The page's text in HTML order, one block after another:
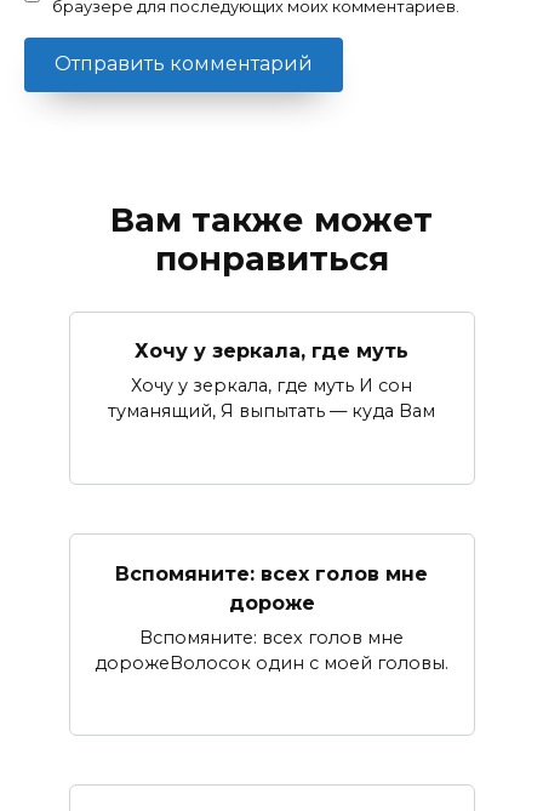
браузере для последующих моих комментариев.
Вам также может
понравиться
Хочу у зеркала, где муть
Хочу у зеркала, где муть И сон
туманящий, Я выпытать — куда Вам
Вспомяните: всех голов мне
дороже
Вспомяните: всех голов мне
дорожеВолосок один с моей головы.